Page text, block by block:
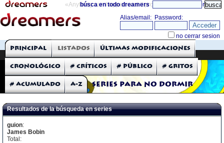
«Anything can happen and it probably will» directorio
búsca en todo dreamers
THE DREAMERS
Críticas: Series de TV
Series para no dormir
Principal Listados Últimas modificaciones
Cronológico # Críticos # Público # Gritos
# Acumulado A-Z
Resultados de la búsqueda en series
guion:
James Bobin
Total: